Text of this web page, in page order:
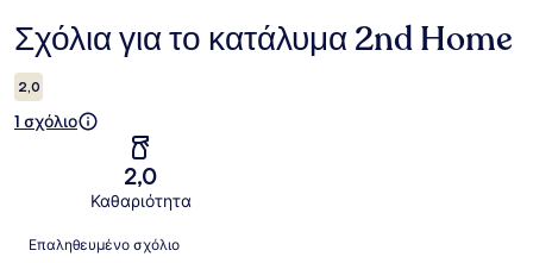
Σχόλια
Σχόλια για το κατάλυμα 2nd Home
2,0
1 σχόλιο
2,0
Καθαριότητα
Σχόλια
Επαληθευμένο σχόλιο